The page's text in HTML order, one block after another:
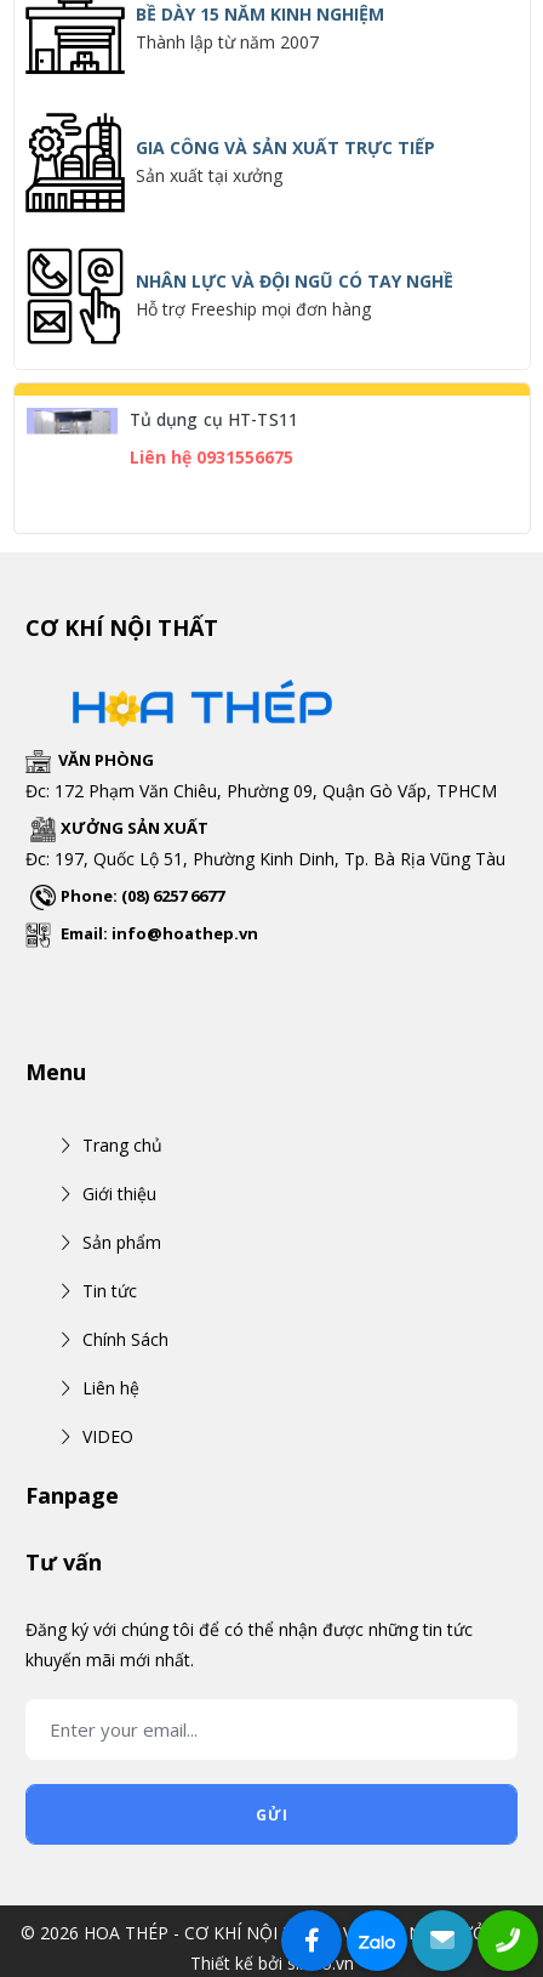
BỀ DÀY 15 NĂM KINH NGHIỆM
Thành lập từ năm 2007
GIA CÔNG VÀ SẢN XUẤT TRỰC TIẾP
Sản xuất tại xưởng
NHÂN LỰC VÀ ĐỘI NGŨ CÓ TAY NGHỀ
Hỗ trợ Freeship mọi đơn hàng
Tủ dụng cụ HT-TS11
Liên hệ 0931556675
CƠ KHÍ NỘI THẤT
VĂN PHÒNG
Đc: 172 Phạm Văn Chiêu, Phường 09, Quận Gò Vấp, TPHCM
XƯỞNG SẢN XUẤT
Đc: 197, Quốc Lộ 51, Phường Kinh Dinh, Tp. Bà Rịa Vũng Tàu
Phone: (08) 6257 6677
Email: info@hoathep.vn
Menu
Trang chủ
Giới thiệu
Sản phẩm
Tin tức
Chính Sách
Liên hệ
VIDEO
Fanpage
Tư vấn
Đăng ký với chúng tôi để có thể nhận được những tin tức
khuyến mãi mới nhất.
GỬI
© 2026 HOA THÉP - CƠ KHÍ NỘI THẤT - VẬT TƯ NHÀ XƯỞNG -
Thiết kế bởi sikido.vn